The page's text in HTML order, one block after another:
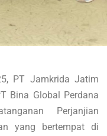
PT Jamkrida Jatim
Bina Global Perdana
Perjanjian
yang bertempat di